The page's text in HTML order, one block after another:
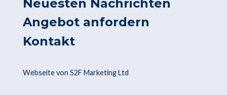
Neuesten Nachrichten
Angebot anfordern
Kontakt
Webseite von S2F Marketing Ltd